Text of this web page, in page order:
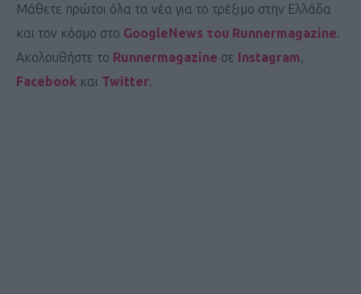
Μάθετε πρώτοι όλα τα νέα για το τρέξιμο στην Ελλάδα
και τον κόσμο στο GoogleNews του Runnermagazine.
Ακολουθήστε το Runnermagazine σε Instagram,
Facebook και Twitter.